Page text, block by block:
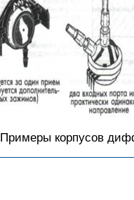
Примеры корпусов